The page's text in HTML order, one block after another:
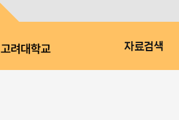
고려대학교 자료검색